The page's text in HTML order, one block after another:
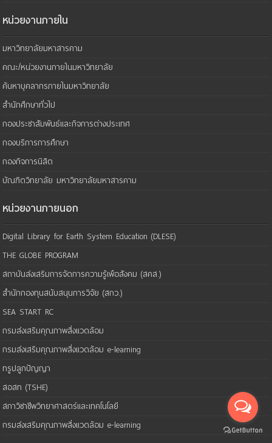
หน่วยงานภายใน
มหาวิทยาลัยมหาสารคาม
คณะ/หน่วยงานภายในมหาวิทยาลัย
ค้นหาบุคลากรภายในมหาวิทยาลัย
สำนักศึกษาทั่วไป
กองประชาสัมพันธ์และกิจการต่างประเทศ
กองบริการการศึกษา
กองกิจการนิสิต
บัณฑิตวิทยาลัย มหาวิทยาลัยมหาสารคาม
หน่วยงานภายนอก
Digital Library for Earth System Education (DLESE)
THE GLOBE PROGRAM
สถาบันส่งเสริมการจัดการความรู้เพือสังคม (สคส.)
สำนักกองทุนสนับสนุนการวิจัย (สกว.)
SEA START RC
กรมส่งเสริมคุณภาพสิ่งแวดล้อม
กรมส่งเสริมคุณภาพสิ่งแวดล้อม e-learning
ทรูปลูกปัญญา
สอสท (TSHE)
สภาวิชาชีพวิทยาศาสตร์และเทคโนโลยี
กรมส่งเสริมคุณภาพสิ่งแวดล้อม e-learning